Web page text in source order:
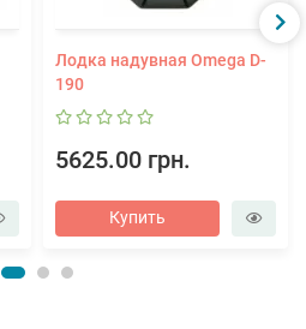
Лодка надувная Omega D-
190
5625.00 грн.
Купить